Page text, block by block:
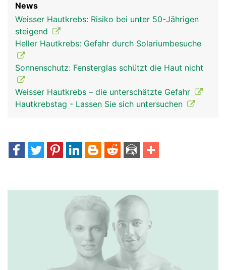
News
Weisser Hautkrebs: Risiko bei unter 50-Jährigen
steigend
Heller Hautkrebs: Gefahr durch Solariumbesuche
Sonnenschutz: Fensterglas schützt die Haut nicht
Weisser Hautkrebs – die unterschätzte Gefahr
Hautkrebstag - Lassen Sie sich untersuchen